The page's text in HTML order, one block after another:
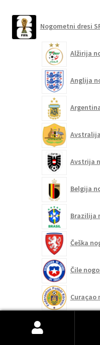
Nogometni dresi
Alžirija
Anglija
Avstrija
Belgija
Brazilija
Češka
Čile
Curaçao
Egipt